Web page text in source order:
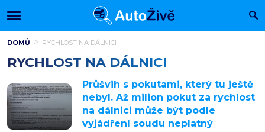
DOMŮ RYCHLOST NA DÁLNICI
RYCHLOST NA DÁLNICI
Průšvih s pokutami, který tu ještě
nebyl. Až milion pokut za rychlost
na dálnici může být podle
vyjádření soudu neplatný